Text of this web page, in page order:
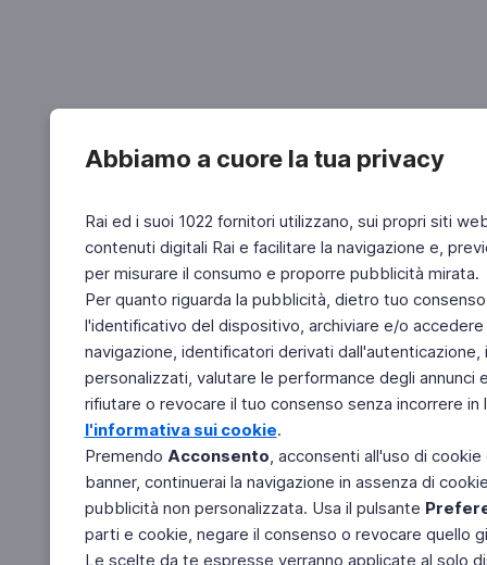
Abbiamo a cuore la tua privacy
Rai ed i suoi 1022 fornitori utilizzano, sui propri siti
contenuti digitali Rai e facilitare la navigazione e,
per misurare il consumo e proporre pubblicità mirata.
Per quanto riguarda la pubblicità, dietro tuo
l'identificativo del dispositivo, archiviare e/o
navigazione, identificatori derivati
personalizzati, valutare le performance degli
rifiutare o revocare il tuo consenso senza incorrere
l'informativa sui cookie.
Premendo Acconsento, acconsenti all'uso di
banner, continuerai la navigazione in assenza di
pubblicità non personalizzata. Usa il pulsante
parti e cookie, negare il consenso o revocare quello
Le scelte da te espresse verranno applicate al solo